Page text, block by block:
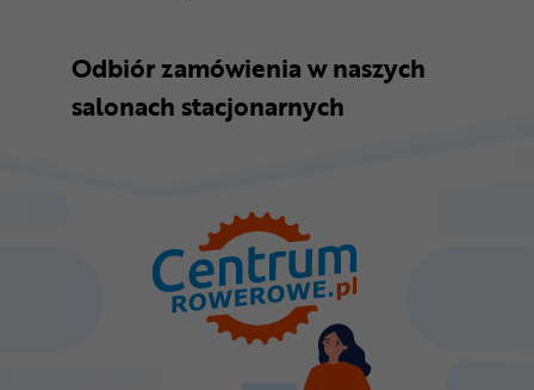
Odbiór zamówienia w naszych
salonach stacjonarnych